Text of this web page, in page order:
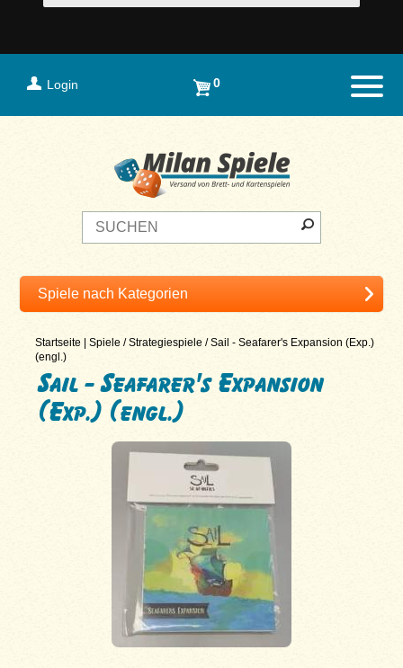
Login 0
Startseite |Spiele /Strategiespiele /Sail - Seafarer's Expansion (Exp.)
(engl.)
Sail - Seafarer's Expansion
(Exp.) (engl.)